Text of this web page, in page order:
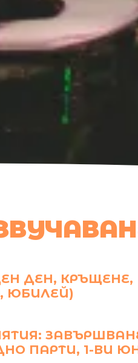
ДЕН, КРЪЩЕНЕ,
ЮБИЛЕЙ)
ПАРТИ, 1-ВИ